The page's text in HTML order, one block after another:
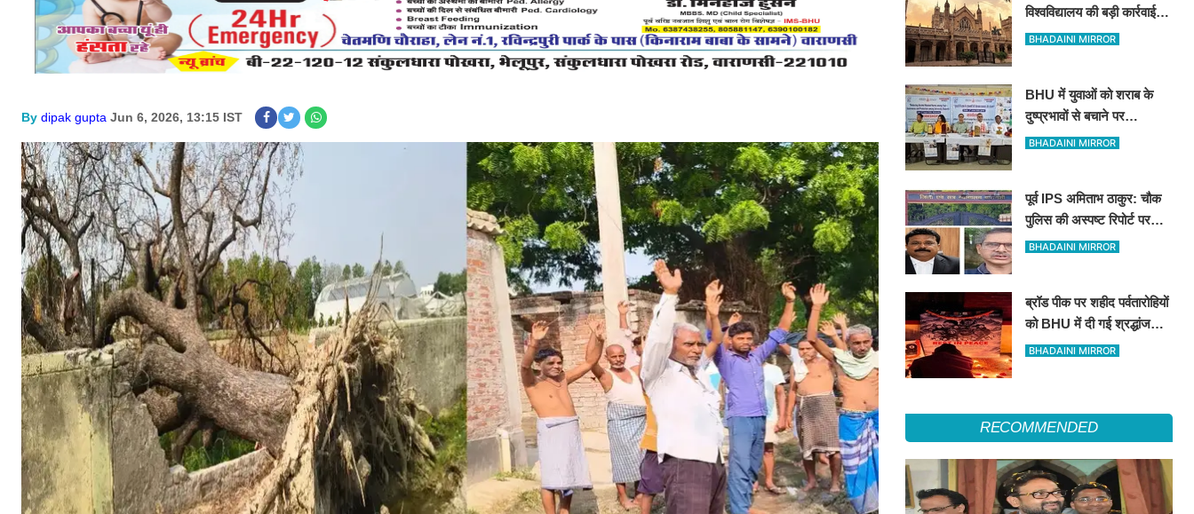
By dipak gupta Jun 6, 2026, 13:15 IST
विश्वविद्यालय की बड़ी कार्रवाई:
भ्रष्टाचार के आरोपों में घिरे प्रो.
BHADAINI MIRROR
BHU में युवाओं को शराब के
दुष्प्रभावों से बचाने पर
जागरूकता कार्यशाला
BHADAINI MIRROR
पूर्व IPS अमिताभ ठाकुर: चौक
पुलिस की अस्पष्ट रिपोर्ट पर
कोर्ट सख्त, 11 अगस्त को मांगी
BHADAINI MIRROR
ब्रॉड पीक पर शहीद पर्वतारोहियों
को BHU में दी गई श्रद्धांजलि:
मौन रखकर अर्पित किए पुष्प
BHADAINI MIRROR
RECOMMENDED